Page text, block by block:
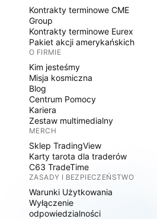
Kontrakty terminowe CME
Group
Kontrakty terminowe Eurex
Pakiet akcji amerykańskich
O FIRMIE
Kim jesteśmy
Misja kosmiczna
Blog
Centrum Pomocy
Kariera
Zestaw multimedialny
MERCH
Sklep TradingView
Karty tarota dla traderów
C63 TradeTime
ZASADY I BEZPIECZEŃSTWO
Warunki Użytkowania
Wyłączenie
odpowiedzialności